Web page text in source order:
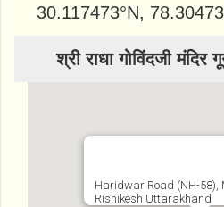
30.117473°N,
श्री राधा गोविंदजी
Haridwar Road (NH-58),
Rishikesh Uttarakhand